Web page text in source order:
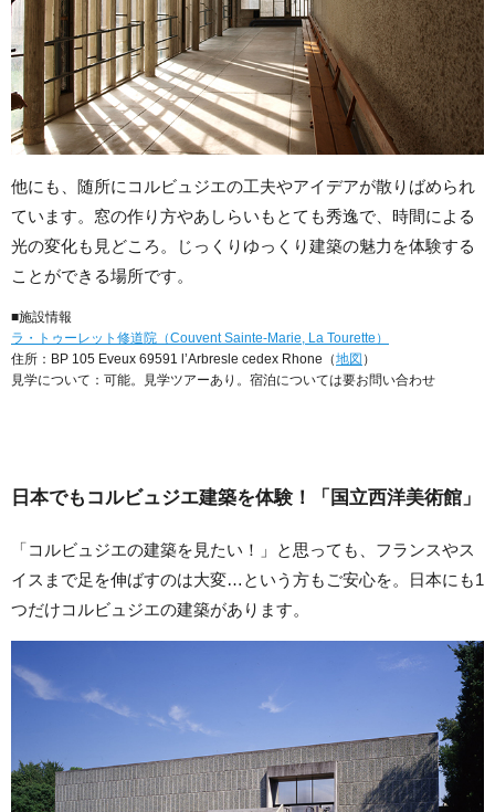
他にも、随所にコルビュジエの工夫やアイデアが散りばめられ
ています。窓の作り方やあしらいもとても秀逸で、時間による
光の変化も見どころ。じっくりゆっくり建築の魅力を体験する
ことができる場所です。
■施設情報
ラ・トゥーレット修道院（Couvent Sainte-Marie, La Tourette）
住所：BP 105 Eveux 69591 l’Arbresle cedex Rhone（地図 ）
見学について：可能。見学ツアーあり。宿泊については要お問い合わせ
日本でもコルビュジエ建築を体験！「国立西洋美術館」
「コルビュジエの建築を見たい！」と思っても、フランスやス
イスまで足を伸ばすのは大変…という方もご安心を。日本にも1
つだけコルビュジエの建築があります。